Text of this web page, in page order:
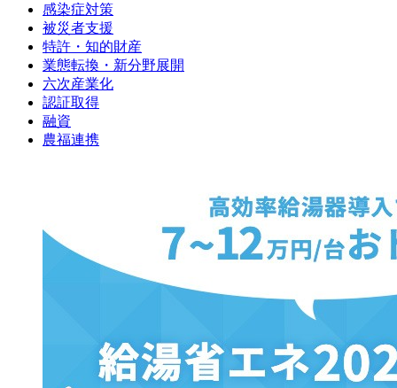
感染症対策
被災者支援
特許・知的財産
業態転換・新分野展開
六次産業化
認証取得
融資
農福連携